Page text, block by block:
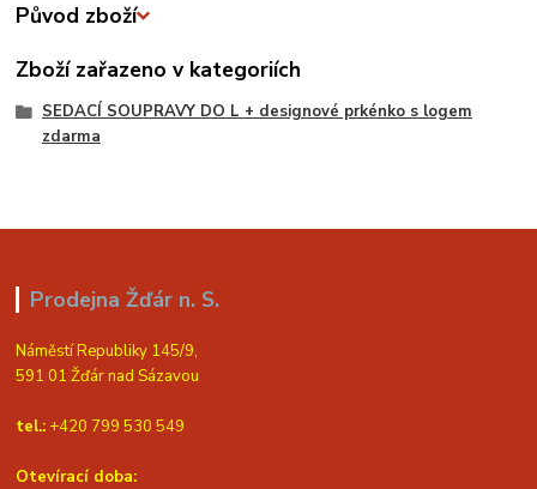
Původ zboží
Zboží zařazeno v kategoriích
SEDACÍ SOUPRAVY DO L + designové prkénko s logem
zdarma
Prodejna Žďár n. S.
Náměstí Republiky 145/9,
591 01 Žďár nad Sázavou
tel.: +420 799 530 549
Otevírací doba: